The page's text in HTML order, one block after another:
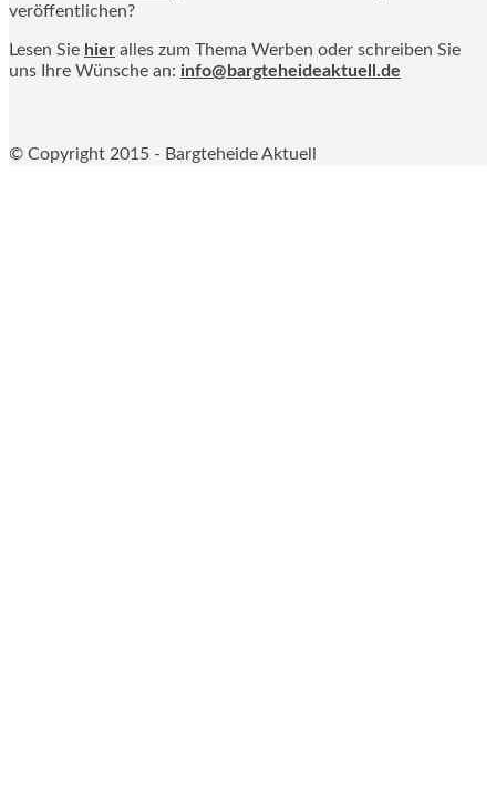
veröffentlichen?
Lesen Sie hier alles zum Thema Werben oder schreiben Sie
uns Ihre Wünsche an: info@bargteheideaktuell.de
© Copyright 2015 - Bargteheide Aktuell